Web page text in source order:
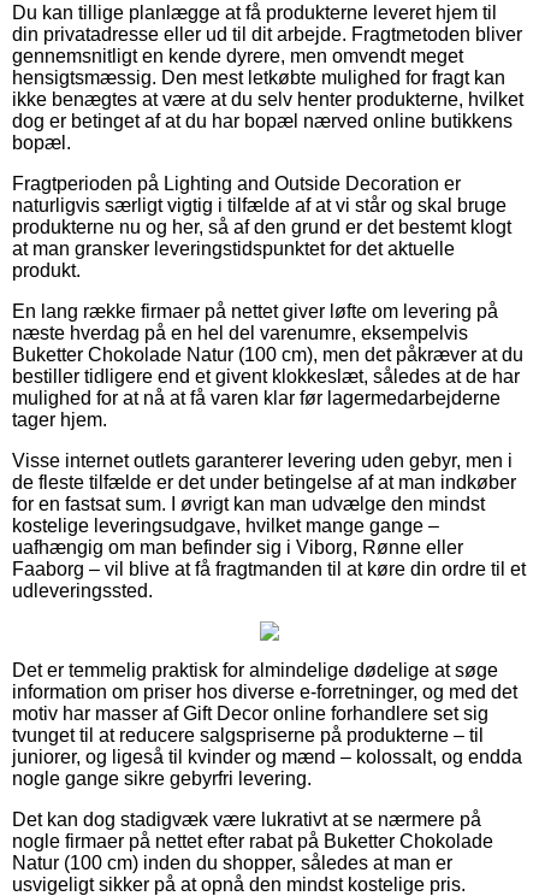
Du kan tillige planlægge at få produkterne leveret hjem til
din privatadresse eller ud til dit arbejde. Fragtmetoden bliver
gennemsnitligt en kende dyrere, men omvendt meget
hensigtsmæssig. Den mest letkøbte mulighed for fragt kan
ikke benægtes at være at du selv henter produkterne, hvilket
dog er betinget af at du har bopæl nærved online butikkens
bopæl.
Fragtperioden på Lighting and Outside Decoration er
naturligvis særligt vigtig i tilfælde af at vi står og skal bruge
produkterne nu og her, så af den grund er det bestemt klogt
at man gransker leveringstidspunktet for det aktuelle
produkt.
En lang række firmaer på nettet giver løfte om levering på
næste hverdag på en hel del varenumre, eksempelvis
Buketter Chokolade Natur (100 cm), men det påkræver at du
bestiller tidligere end et givent klokkeslæt, således at de har
mulighed for at nå at få varen klar før lagermedarbejderne
tager hjem.
Visse internet outlets garanterer levering uden gebyr, men i
de fleste tilfælde er det under betingelse af at man indkøber
for en fastsat sum. I øvrigt kan man udvælge den mindst
kostelige leveringsudgave, hvilket mange gange –
uafhængig om man befinder sig i Viborg, Rønne eller
Faaborg – vil blive at få fragtmanden til at køre din ordre til et
udleveringssted.
Det er temmelig praktisk for almindelige dødelige at søge
information om priser hos diverse e-forretninger, og med det
motiv har masser af Gift Decor online forhandlere set sig
tvunget til at reducere salgspriserne på produkterne – til
juniorer, og ligeså til kvinder og mænd – kolossalt, og endda
nogle gange sikre gebyrfri levering.
Det kan dog stadigvæk være lukrativt at se nærmere på
nogle firmaer på nettet efter rabat på Buketter Chokolade
Natur (100 cm) inden du shopper, således at man er
usvigeligt sikker på at opnå den mindst kostelige pris.